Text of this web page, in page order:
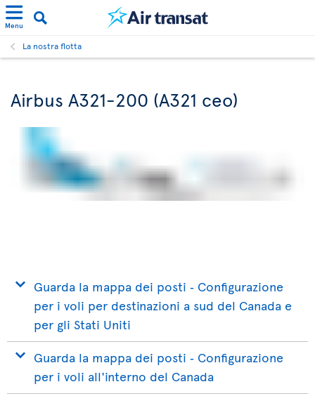
Menu
La nostra flotta
Airbus A321-200 (A321 ceo)
Guarda la mappa dei posti ‐ Configurazione
per i voli per destinazioni a sud del Canada e
per gli Stati Uniti
Guarda la mappa dei posti ‐ Configurazione
per i voli all'interno del Canada